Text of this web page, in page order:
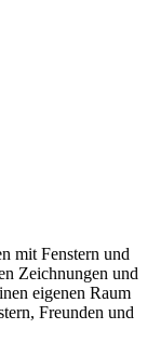
mit Fenstern und
Zeichnungen und
eigenen Raum
Freunden und